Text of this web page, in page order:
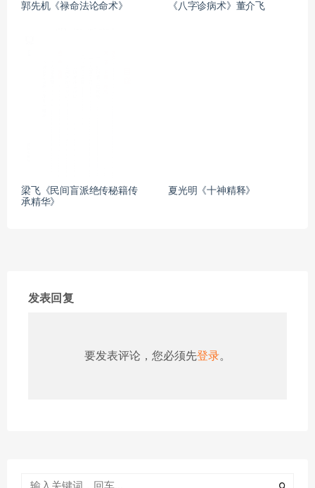
郭先机《禄命法论命术》 《八字诊病术》董介飞
梁飞《民间盲派绝传秘籍传
承精华》
夏光明《十神精释》
发表回复
要发表评论，您必须先登录。